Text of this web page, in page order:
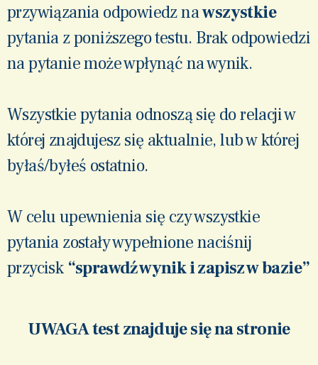
przywiązania odpowiedz nawszystkie
pytania z poniższego testu. Brak odpowiedzi
na pytanie może wpłynąć na wynik.
Wszystkie pytania odnoszą się do relacji w
której znajdujesz się aktualnie, lub w której
byłaś/byłeś ostatnio.
W celu upewnienia się czy wszystkie
pytania zostały wypełnione naciśnij
przycisk “sprawdź wynik i zapisz w bazie”
UWAGA test znajduje się na stronie